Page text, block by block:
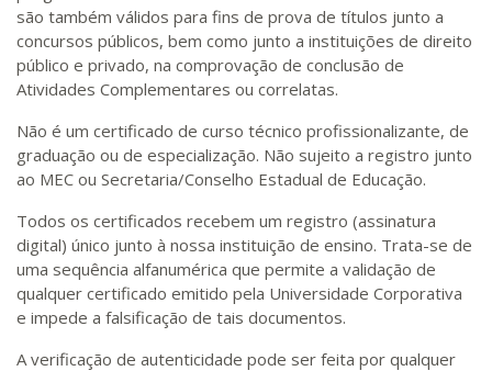
são também válidos para fins de prova de títulos junto a
concursos públicos, bem como junto a instituições de direito
público e privado, na comprovação de conclusão de
Atividades Complementares ou correlatas.
Não é um certificado de curso técnico profissionalizante, de
graduação ou de especialização. Não sujeito a registro junto
ao MEC ou Secretaria/Conselho Estadual de Educação.
Todos os certificados recebem um registro (assinatura
digital) único junto à nossa instituição de ensino. Trata-se de
uma sequência alfanumérica que permite a validação de
qualquer certificado emitido pela Universidade Corporativa
e impede a falsificação de tais documentos.
A verificação de autenticidade pode ser feita por qualquer